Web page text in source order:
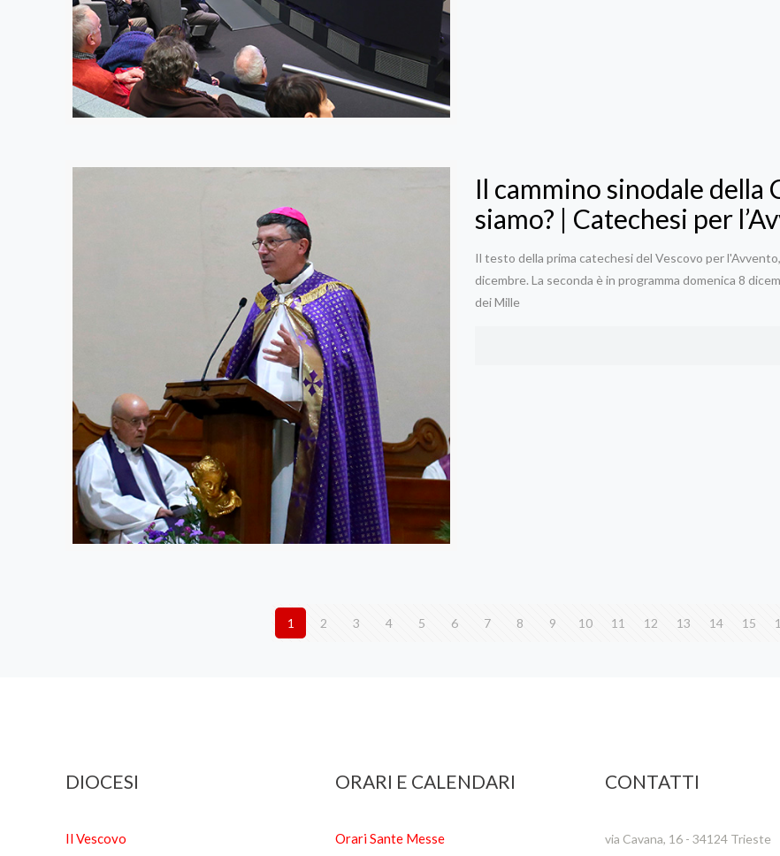
Il cammino sinodale della
siamo? | Catechesi per
Il testo della prima catechesi del Vescovo per
dicembre. La seconda è in programma domenica 8
dei Mille
1 2 3 4 5 6 7 8 9 10 11 12 13 14 15
DIOCESI
Il Vescovo
ORARI E CALENDARI
Orari Sante Messe
CONTATTI
via Cavana, 16 - 34124 Trieste